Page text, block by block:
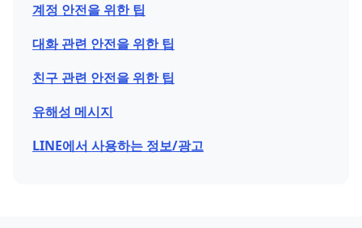
계정 안전을 위한 팁
대화 관련 안전을 위한 팁
친구 관련 안전을 위한 팁
유해성 메시지
LINE에서 사용하는 정보/광고